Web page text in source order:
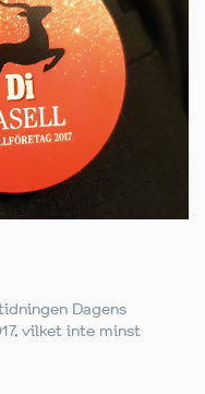
Dagens
vilket inte minst